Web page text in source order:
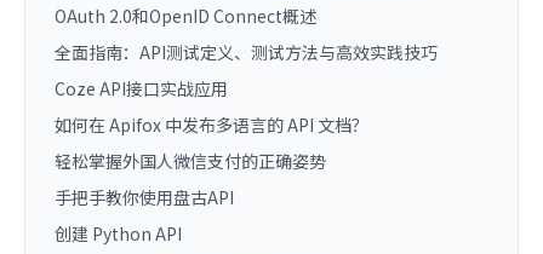
OAuth 2.0和OpenID Connect概述
全面指南：API测试定义、测试方法与高效实践技巧
Coze API接口实战应用
如何在 Apifox 中发布多语言的 API 文档？
轻松掌握外国人微信支付的正确姿势
手把手教你使用盘古API
创建 Python API